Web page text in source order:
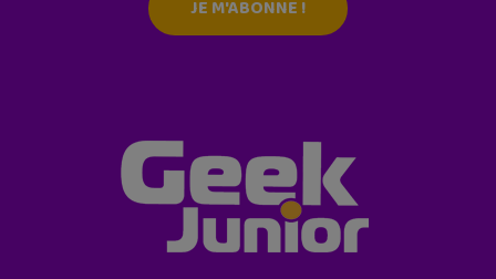
JE M'ABONNE !